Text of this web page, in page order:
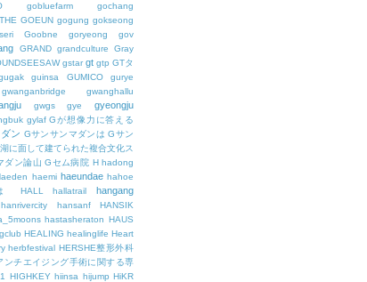
gobluefarm
gochang
GOEUN gogung gokseong
Goobne goryeong
gov
GRAND grandculture
Gray
gstar gt gtp GTタ
guinsa GUMICO
gurye
gwanganbridge
gwanghallu
gwgs gye gyeongju
gylaf Gが想像力に答える
ン Gサンサンマダンは Gサン
に面して建てられた複合文化ス
ダン論山 Gセム病院 H hadong
haemi haeundae hahoe
HALL hallatrail hangang
hanrivercity hansanf HANSIK
hastasheraton HAUS
HEALING healinglife Heart
herbfestival HERSHE整形外科
ンチエイジング手術に関する専
HIGHKEY hiinsa hijump HiKR